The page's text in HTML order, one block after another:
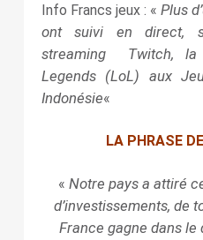
Info Francs jeux : «Plus
ont suivi en direct,
streaming Twitch,
Legends (LoL) aux
Indonésie«
LA PHRASE
« Notre pays a attiré
d’investissements, de
France gagne dans